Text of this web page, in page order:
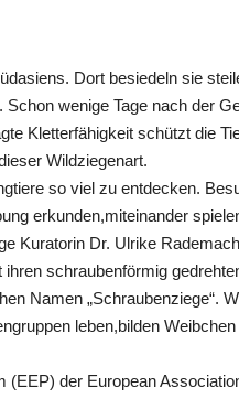
Dort besiedeln sie
wenige Tage nach der
Kletterfähigkeit schützt die
Wildziegenart.
so viel zu entdecken.
erkunden,miteinander
Kuratorin Dr. Ulrike
schraubenförmig
Namen „Schraubenziege“.
leben,bilden
der European